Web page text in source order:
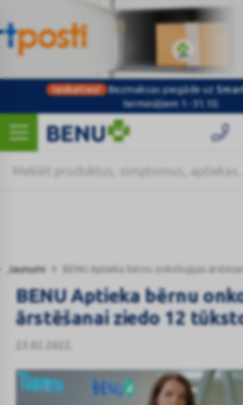
Ieskaties! Bezmaksas piegāde uz
termināļiem 1.-31.10.
Jaunumi BENU Aptieka bērnu onkoloģijas
Kategorijas
BENU Aptieka bērnu
ārstēšanai ziedo 12